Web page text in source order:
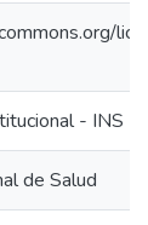
- INS
de Salud